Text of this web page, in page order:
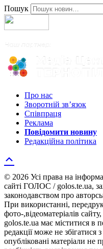
Пошук
Про нас
Зворотній зв’язок
Співпраця
Реклама
Повідомити новину
Редакційна політика
© 2026 Усі права на
сайті ГОЛОС / golos.te.ua,
законодавством про
При використанні,
фото-,відеоматеріалів
golos.te.ua має міститися в
редакції може не збігатися
опубліковані матеріали не